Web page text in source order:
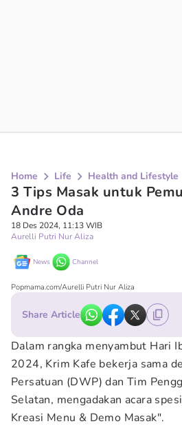
Home Life Health and Lifestyle
3 Tips Masak untuk
Andre Oda
18 Des 2024, 11:13 WIB
Aurelli Putri Nur Aliza
News Channel
Popmama.com/Aurelli Putri Nur Aliza
Share Article
Dalam rangka menyambut Hari
2024, Krim Kafe bekerja sama
Persatuan (DWP) dan Tim
Selatan, mengadakan acara
Kreasi Menu & Demo Masak".